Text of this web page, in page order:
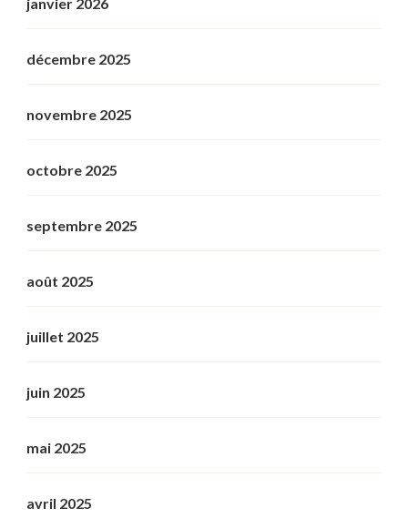
janvier 2026
décembre 2025
novembre 2025
octobre 2025
septembre 2025
août 2025
juillet 2025
juin 2025
mai 2025
avril 2025